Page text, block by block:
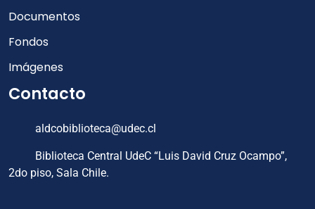
Documentos
Fondos
Imágenes
Contacto
aldcobiblioteca@udec.cl
Biblioteca Central UdeC “Luis David Cruz Ocampo”,
2do piso, Sala Chile.